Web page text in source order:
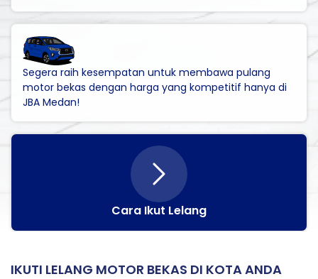
Segera raih kesempatan untuk membawa pulang
motor bekas dengan harga yang kompetitif hanya di
JBA Medan!
Cara Ikut Lelang
IKUTI LELANG MOTOR BEKAS DI KOTA ANDA